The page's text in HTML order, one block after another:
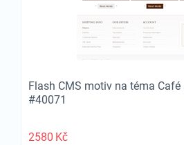
Flash CMS motiv na téma Café
#40071
2580 Kč